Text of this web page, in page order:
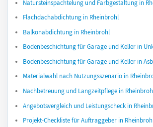
Natursteinspachtelung und Farbgestaltung in
Flachdachabdichtung in Rheinbrohl
Balkonabdichtung in Rheinbrohl
Bodenbeschichtung für Garage und Keller in
Bodenbeschichtung für Garage und Keller in
Materialwahl nach Nutzungsszenario in
Nachbetreuung und Langzeitpflege in
Angebotsvergleich und Leistungscheck in
Projekt-Checkliste für Auftraggeber in